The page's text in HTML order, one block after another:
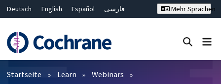
Deutsch English Español
فارسی
Bahasa Malaysia
ไทย
繁體中文
简体中文
Mehr Sprachen
Filter
Startseite Learn Webinars